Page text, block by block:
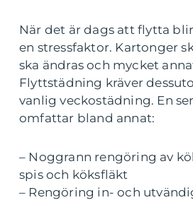
När det är dags att flytta
en stressfaktor. Kartonger
ska ändras och mycket
Flyttstädning kräver
vanlig veckostädning. En
omfattar bland annat:
– Noggrann rengöring av
spis och köksfläkt
– Rengöring in- och